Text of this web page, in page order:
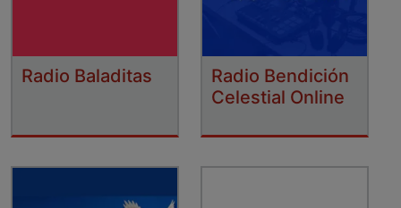
Radio Baladitas
Radio Bendición
Celestial Online